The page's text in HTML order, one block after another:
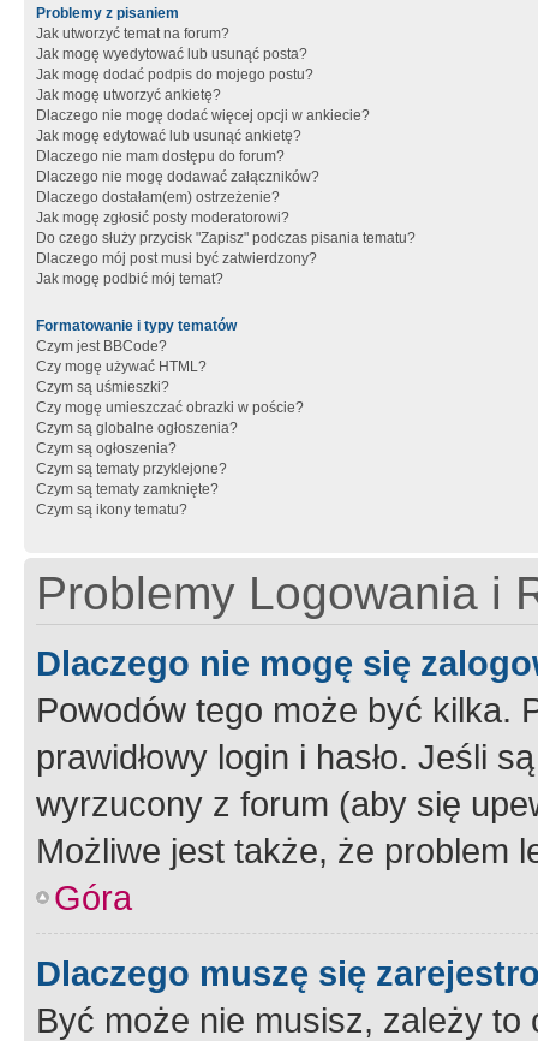
Problemy z pisaniem
Jak utworzyć temat na forum?
Jak mogę wyedytować lub usunąć posta?
Jak mogę dodać podpis do mojego postu?
Jak mogę utworzyć ankietę?
Dlaczego nie mogę dodać więcej opcji w ankiecie?
Jak mogę edytować lub usunąć ankietę?
Dlaczego nie mam dostępu do forum?
Dlaczego nie mogę dodawać załączników?
Dlaczego dostałam(em) ostrzeżenie?
Jak mogę zgłosić posty moderatorowi?
Do czego służy przycisk "Zapisz" podczas pisania tematu?
Dlaczego mój post musi być zatwierdzony?
Jak mogę podbić mój temat?
Formatowanie i typy tematów
Czym jest BBCode?
Czy mogę używać HTML?
Czym są uśmieszki?
Czy mogę umieszczać obrazki w poście?
Czym są globalne ogłoszenia?
Czym są ogłoszenia?
Czym są tematy przyklejone?
Czym są tematy zamknięte?
Czym są ikony tematu?
Problemy Logowania i
Dlaczego nie mogę się
Powodów tego może być kilka.
prawidłowy login i hasło. Jeśli
wyrzucony z forum (aby się
Możliwe jest także, że problem
Góra
Dlaczego muszę się
Być może nie musisz, zależy